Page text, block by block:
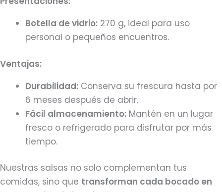
Botella de vidrio: 270 g, ideal para uso
personal o pequeños encuentros.
Ventajas:
Durabilidad: Conserva su frescura hasta por
6 meses después de abrir.
Fácil almacenamiento: Mantén en un lugar
fresco o refrigerado para disfrutar por más
tiempo.
Nuestras salsas no solo complementan tus
comidas, sino que transforman cada bocado en